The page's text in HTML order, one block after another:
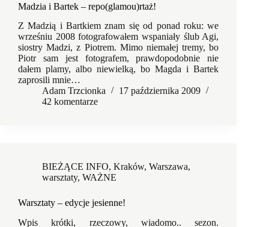
Madzia i Bartek – repo(glamou)rtaż!
Z Madzią i Bartkiem znam się od ponad roku: we
wrześniu 2008 fotografowałem wspaniały ślub Agi,
siostry Madzi, z Piotrem. Mimo niemałej tremy, bo
Piotr sam jest fotografem, prawdopodobnie nie
dałem plamy, albo niewielką, bo Magda i Bartek
zaprosili mnie…
Adam Trzcionka
17 października 2009
42 komentarze
BIEŻĄCE INFO, Kraków, Warszawa,
warsztaty, WAŻNE
Warsztaty – edycje jesienne!
Wpis krótki, rzeczowy, wiadomo.. sezon.